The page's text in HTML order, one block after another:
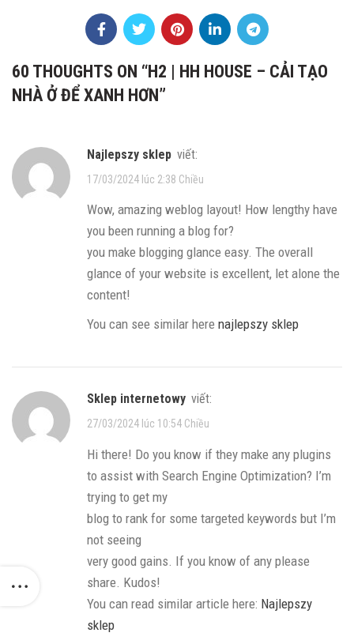
60 THOUGHTS ON “H2 | HH HOUSE – CẢI TẠO
NHÀ Ở ĐỂ XANH HƠN”
najlepszy sklep viết:
17/03/2024 lúc 2:38 Chiều
Wow, amazing weblog layout! How lengthy have
you been running a blog for?
you make blogging glance easy. The overall
glance of your website is excellent, let alone the
content!
You can see similar here najlepszy sklep
sklep internetowy viết:
27/03/2024 lúc 10:54 Chiều
Hi there! Do you know if they make any plugins
to assist with Search Engine Optimization? I’m
trying to get my
blog to rank for some targeted keywords but I’m
not seeing
very good gains. If you know of any please
share. Kudos!
You can read similar article here: Najlepszy
sklep